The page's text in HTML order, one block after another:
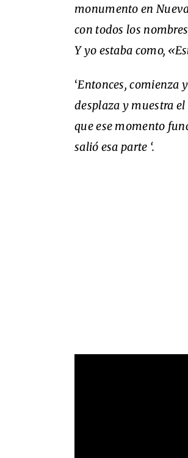
monumento en
con todos los
Y yo estaba como,
‘Entonces, comienza
desplaza y muestra
que ese momento
salió esa parte ‘.